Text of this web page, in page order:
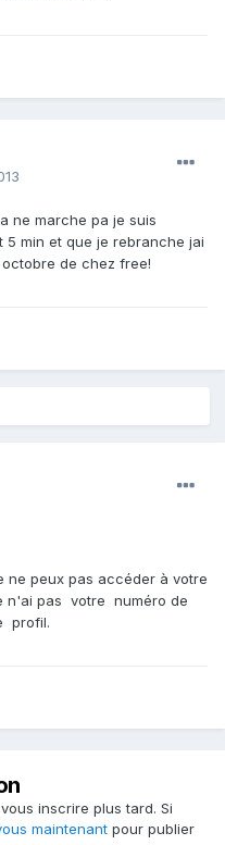
ne marche pa je suis
min et que je rebranche jai
de chez free!
peux pas accéder à votre
n'ai pas votre numéro de
profil.
inscrire plus tard. Si
maintenant pour publier